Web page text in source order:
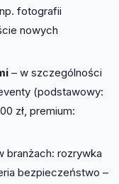
fotografii
nowych
– w szczególności
(podstawowy:
zł, premium:
branżach: rozrywka
bezpieczeństwo –